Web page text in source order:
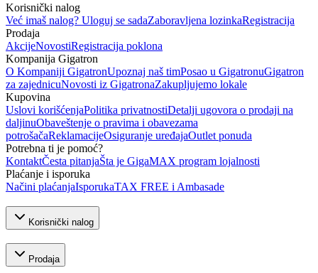
Korisnički nalog
Već imaš nalog? Uloguj se sadaZaboravljena lozinkaRegistracija
Prodaja
AkcijeNovostiRegistracija poklona
Kompanija Gigatron
O Kompaniji GigatronUpoznaj naš timPosao u GigatronuGigatron
za zajednicuNovosti iz GigatronaZakupljujemo lokale
Kupovina
Uslovi korišćenjaPolitika privatnostiDetalji ugovora o prodaji na
daljinuObaveštenje o pravima i obavezama
potrošačaReklamacijeOsiguranje uređajaOutlet ponuda
Potrebna ti je pomoć?
KontaktČesta pitanjaŠta je GigaMAX program lojalnosti
Plaćanje i isporuka
Načini plaćanjaIsporukaTAX FREE i Ambasade
Korisnički nalog
Prodaja